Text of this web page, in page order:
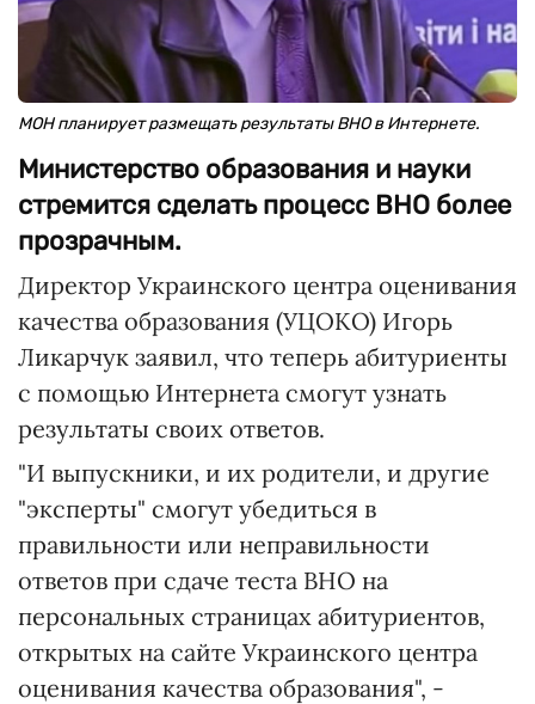
МОН планирует размещать результаты ВНО в Интернете.
Министерство образования и науки
стремится сделать процесс ВНО более
прозрачным.
Директор Украинского центра оценивания
качества образования (УЦОКО) Игорь
Ликарчук заявил, что теперь абитуриенты
с помощью Интернета смогут узнать
результаты своих ответов.
"И выпускники, и их родители, и другие
"эксперты" смогут убедиться в
правильности или неправильности
ответов при сдаче теста ВНО на
персональных страницах абитуриентов,
открытых на сайте Украинского центра
оценивания качества образования", -